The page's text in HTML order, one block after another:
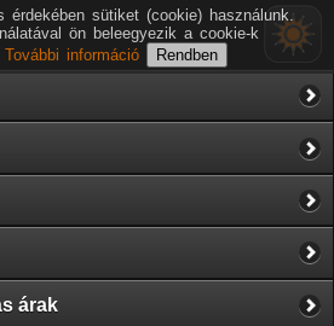
árak
érdekében sütiket (cookie) használunk.
ön beleegyezik a cookie-k
További információ